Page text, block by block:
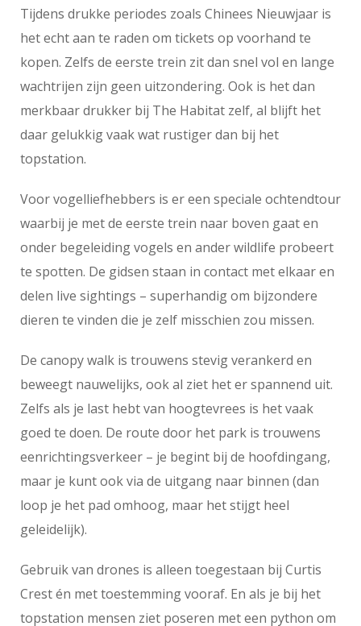
Tijdens drukke periodes zoals Chinees Nieuwjaar is
het echt aan te raden om tickets op voorhand te
kopen. Zelfs de eerste trein zit dan snel vol en lange
wachtrijen zijn geen uitzondering. Ook is het dan
merkbaar drukker bij The Habitat zelf, al blijft het
daar gelukkig vaak wat rustiger dan bij het
topstation.
Voor vogelliefhebbers is er een speciale ochtendtour
waarbij je met de eerste trein naar boven gaat en
onder begeleiding vogels en ander wildlife probeert
te spotten. De gidsen staan in contact met elkaar en
delen live sightings – superhandig om bijzondere
dieren te vinden die je zelf misschien zou missen.
De canopy walk is trouwens stevig verankerd en
beweegt nauwelijks, ook al ziet het er spannend uit.
Zelfs als je last hebt van hoogtevrees is het vaak
goed te doen. De route door het park is trouwens
eenrichtingsverkeer – je begint bij de hoofdingang,
maar je kunt ook via de uitgang naar binnen (dan
loop je het pad omhoog, maar het stijgt heel
geleidelijk).
Gebruik van drones is alleen toegestaan bij Curtis
Crest én met toestemming vooraf. En als je bij het
topstation mensen ziet poseren met een python om